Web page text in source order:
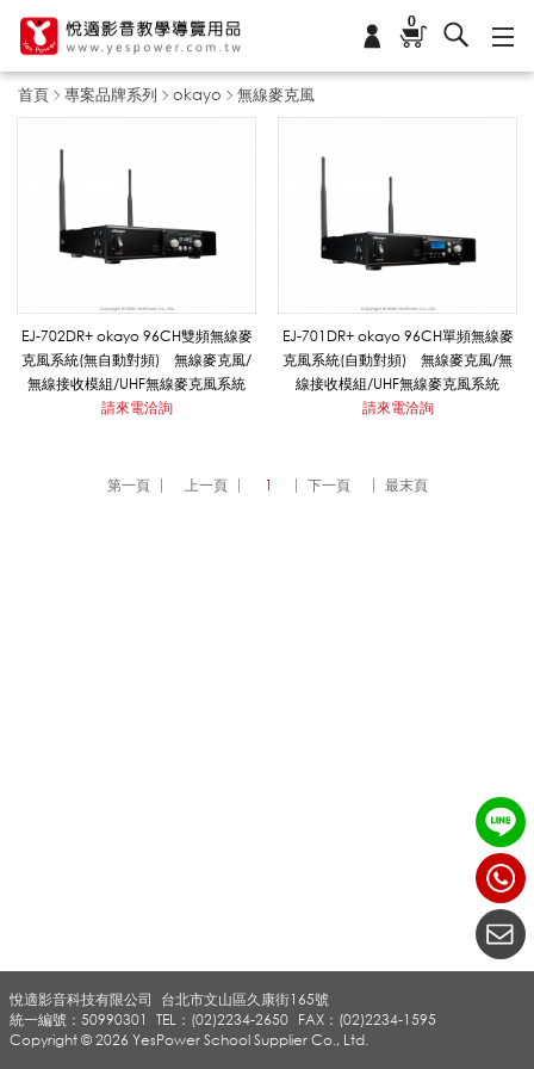
0
首頁 專案品牌系列 okayo 無線麥克風
線
麥
o
EJ-702DR+ okayo 96CH雙頻無線麥
克風系統(無自動對頻) 無線麥克風/
無線接收模組/UHF無線麥克風系統
請來電洽詢
EJ-701DR+ okayo 96CH單頻無線麥
克風系統(自動對頻) 無線麥克風/無
線接收模組/UHF無線麥克風系統
請來電洽詢
第一頁 上一頁 1 下一頁 最末頁
悅適影音科技有限公司
TEL：(02)2234-2650 FAX：(02)2234-1595
台北市文山區久康街165號
統一編號：50990301
Copyright © 2026 YesPower School Supplier Co., Ltd.